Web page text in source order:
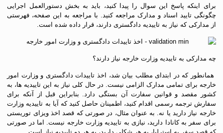
برای اینکه پاسخ این سوال را پیدا کنید، باید به بخش دستورالعمل اجرایی
چگونگی تایید اسناد و مدارک مراجعه کنید. با مراجعه به این صفحه، فهرستی
از مدارکی که نیاز به تاییدیه دادگستری دارند، قرار داده شده است.
چه مدارکی به تاییدیه وزارت خارجه نیاز دارند؟
همانطور که در ابتدای مطلب بیان شد، اخذ تاییدات دادگستری و وزارت امور
خارجه برای تمامی مدارک الزامی نیست. در حال کلی نیاز به این تاییدیه ها، به
کشور مقصد و قوانین سفارت آن بستگی دارد. بنابراین قبل از آنکه برای
سفارش ترجمه رسمی اقدام کنید، اطمینان حاصل کنید که آیا به تاییدیه وزارت
خارجه نیاز دارید یا نه. به عنوان مثال، در صورتی که قصد اخذ ویزای توریستی
برای سفر به کانادا دارید، نیازی به تاییدیه وزارت خارجه نیست. اما در صورتی